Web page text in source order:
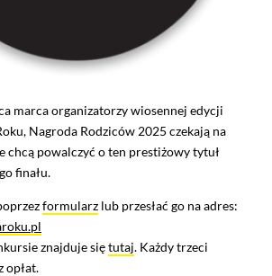
marca organizatorzy wiosennej edycji
Nagroda Rodziców 2025 czekają na
chcą powalczyć o ten prestiżowy tytuł
finału.
formularz lub przesłać go na adres:
znajduje siętutaj. Każdy trzeci
opłat.